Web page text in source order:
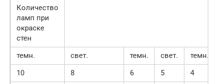
Количество
ламп при
окраске
стен
темн.
свет. темн. свет.
темн.
10
8 6 5
4